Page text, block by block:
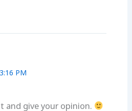
PM
and give your opinion.